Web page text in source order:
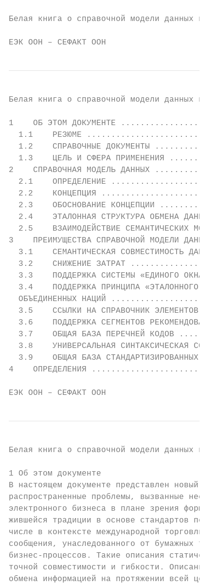
Белая книга о справочной модели данных в1
ЕЭК ООН – СЕФАКТ ООН
Белая книга о справочной модели данных в1
1    ОБ ЭТОМ ДОКУМЕНТЕ
1.1    РЕЗЮМЕ
1.2    СПРАВОЧНЫЕ ДОКУМЕНТЫ
1.3    ЦЕЛЬ И СФЕРА ПРИМЕНЕНИЯ
2    СПРАВОЧНАЯ МОДЕЛЬ
2.1    ОПРЕДЕЛЕНИЕ
2.2    КОНЦЕПЦИЯ
2.3    ОБОСНОВАНИЕ КОНЦЕПЦИИ
2.4    ЭТАЛОННАЯ СТРУКТУРА ОБМЕНА
2.5    ВЗАИМОДЕЙСТВИЕ СЕМАНТИЧЕСКИХ
3    ПРЕИМУЩЕСТВА СПРАВОЧНОЙ
3.1    СЕМАНТИЧЕСКАЯ СОВМЕСТИМОСТЬ
3.2    СНИЖЕНИЕ ЗАТРАТ
3.3    ПОДДЕРЖКА СИСТЕМЫ «ЕДИНОГО ОКНА»
3.4    ПОДДЕРЖКА ПРИНЦИПА «ЭТАЛОННОГО
ОБЪЕДИНЕННЫХ НАЦИЙ
3.5    ССЫЛКИ НА СПРАВОЧНИК ЭЛЕМЕНТОВ
3.6    ПОДДЕРЖКА СЕГМЕНТОВ
3.7    ОБЩАЯ БАЗА ПЕРЕЧНЕЙ КОДОВ
3.8    УНИВЕРСАЛЬНАЯ СИНТАКСИЧЕСКАЯ
3.9    ОБЩАЯ БАЗА СТАНДАРТИЗИРОВАННЫХ
4    ОПРЕДЕЛЕНИЯ
ЕЭК ООН – СЕФАКТ ООН
Белая книга о справочной модели данных в1
1 Об этом документе
В настоящем документе представлен новый
распространенные проблемы, вызванные
электронного бизнеса в плане зрения
жившейся традиции в основе стандартов
числе в контексте международной торговли,
сообщения, унаследованного от бумажных
бизнес-процессов. Такие описания
точной совместимости и гибкости. Описания
обмена информацией на протяжении всей